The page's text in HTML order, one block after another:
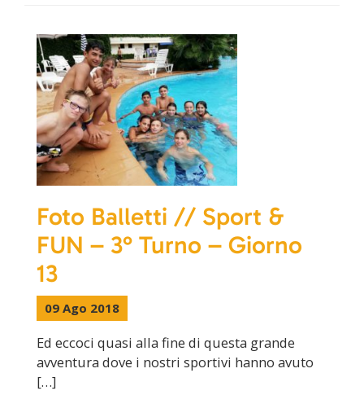
Foto Balletti // Sport &
FUN – 3° Turno – Giorno
13
09 Ago 2018
Ed eccoci quasi alla fine di questa grande
avventura dove i nostri sportivi hanno avuto
[…]